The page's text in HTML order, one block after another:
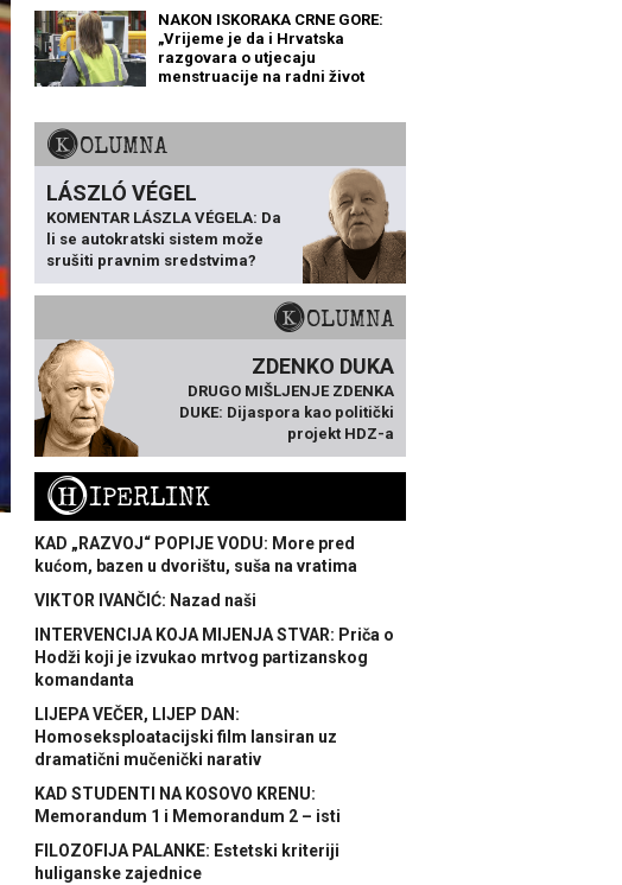
NAKON ISKORAKA CRNE GORE:
„Vrijeme je da i Hrvatska
razgovara o utjecaju
menstruacije na radni život
KOLUMNA
LÁSZLÓ VÉGEL
KOMENTAR LÁSZLA VÉGELA: Da
li se autokratski sistem može
srušiti pravnim sredstvima?
KOLUMNA
ZDENKO DUKA
DRUGO MIŠLJENJE ZDENKA
DUKE: Dijaspora kao politički
projekt HDZ-a
HIPERLINK
KAD „RAZVOJ“ POPIJE VODU: More pred
kućom, bazen u dvorištu, suša na vratima
VIKTOR IVANČIĆ: Nazad naši
INTERVENCIJA KOJA MIJENJA STVAR: Priča o
Hodži koji je izvukao mrtvog partizanskog
komandanta
LIJEPA VEČER, LIJEP DAN:
Homoseksploatacijski film lansiran uz
dramatični mučenički narativ
KAD STUDENTI NA KOSOVO KRENU:
Memorandum 1 i Memorandum 2 – isti
FILOZOFIJA PALANKE: Estetski kriteriji
huliganske zajednice